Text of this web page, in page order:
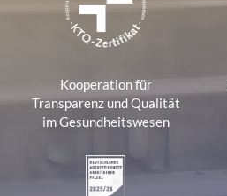
Kooperation für
Transparenz und Qualität
im Gesundheitswesen